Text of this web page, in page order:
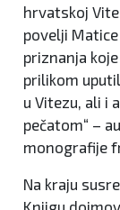
hrvatskoj
povelji
priznanja
prilikom
u Vitezu, ali i
pečatom“ –
monografije
Na kraju